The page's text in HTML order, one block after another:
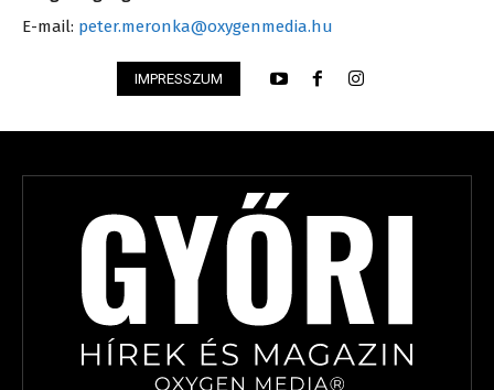
E-mail: peter.meronka@oxygenmedia.hu
IMPRESSZUM